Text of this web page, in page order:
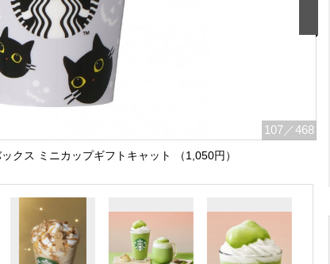
107 ／468
クス ミニカップギフトキャット （1,050円）